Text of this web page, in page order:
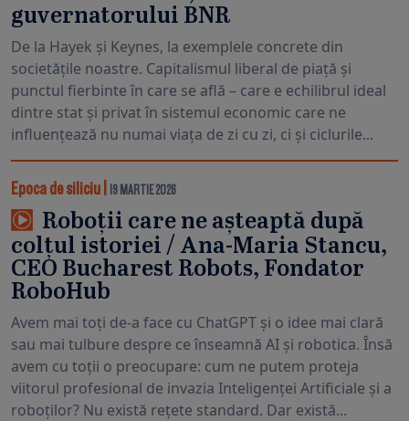
guvernatorului BNR
De la Hayek și Keynes, la exemplele concrete din
societățile noastre. Capitalismul liberal de piață și
punctul fierbinte în care se află – care e echilibrul ideal
dintre stat și privat în sistemul economic care ne
influențează nu numai viața de zi cu zi, ci și ciclurile...
Epoca de siliciu 19 MARTIE 2026
Roboții care ne așteaptă după
colțul istoriei / Ana-Maria Stancu,
CEO Bucharest Robots, Fondator
RoboHub
Avem mai toți de-a face cu ChatGPT și o idee mai clară
sau mai tulbure despre ce înseamnă AI și robotica. Însă
avem cu toții o preocupare: cum ne putem proteja
viitorul profesional de invazia Inteligenței Artificiale și a
roboților? Nu există rețete standard. Dar există...